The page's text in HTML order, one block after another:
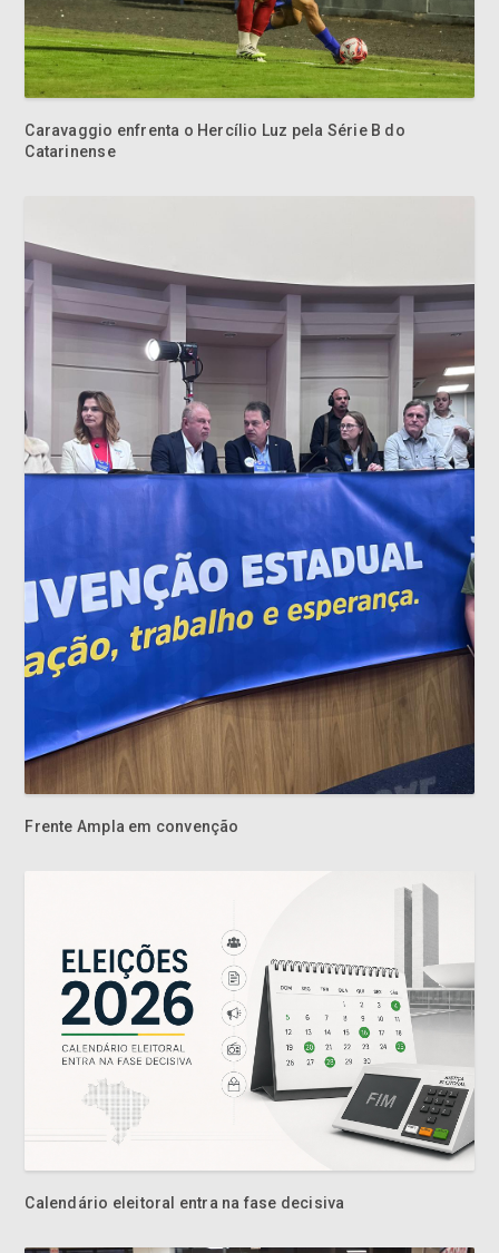
Caravaggio enfrenta o Hercílio Luz pela Série B do
Catarinense
Frente Ampla em convenção
Calendário eleitoral entra na fase decisiva